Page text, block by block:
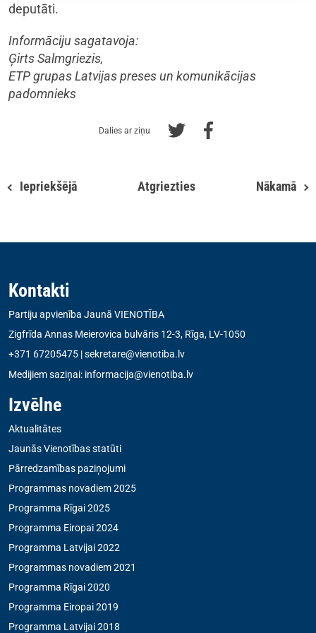
deputāti.
Informāciju sagatavoja:
Ģirts Salmgriezis,
ETP grupas Latvijas preses un komunikācijas
padomnieks
Dalies ar ziņu
Iepriekšējā Atgriezties Nākamā
Kontakti
Partiju apvienība Jaunā VIENOTĪBA
Zigfrīda Annas Meierovica bulvāris 12-3, Rīga, LV-1050
+371 67205475 |sekretare@vienotiba.lv
Medijiem saziņai: informacija@vienotiba.lv
Izvēlne
Aktualitātes
Jaunās Vienotības statūti
Pārredzamības paziņojumi
Programmas novadiem 2025
Programma Rīgai 2025
Programma Eiropai 2024
Programma Latvijai 2022
Programmas novadiem 2021
Programma Rīgai 2020
Programma Eiropai 2019
Programma Latvijai 2018